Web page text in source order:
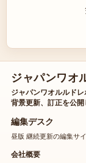
ジャパンワオ
ジャパンワオルルド
背景更新、訂正を公開
編集デスク
昼版 継続更新の編集サ
会社概要